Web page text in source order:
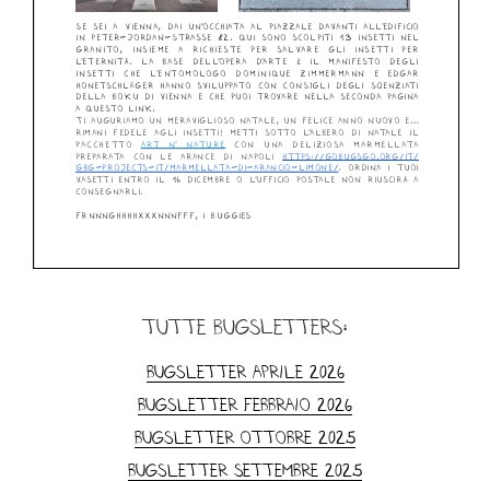
tutte Bugsletters:
Bugsletter Aprile 2026
Bugsletter Febbraio 2026
Bugsletter Ottobre 2025
Bugsletter Settembre 2025